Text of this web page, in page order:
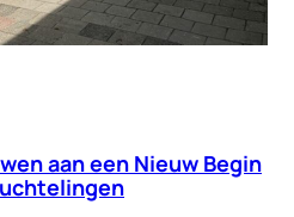
aan een Nieuw Begin